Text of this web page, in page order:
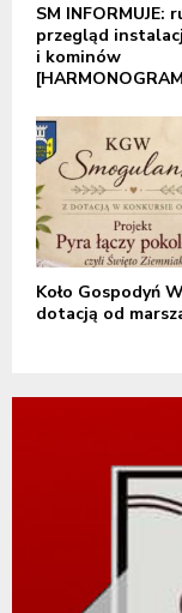
SM INFORMUJE:
przegląd
i kominów
Koło Gospodyń
dotacją od